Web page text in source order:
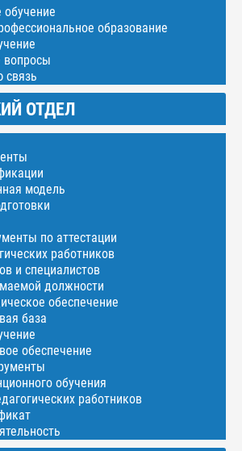
образование
вопросы
связь
ОТДЕЛ
модель
по аттестации
работников
и специалистов
должности
обеспечение
база
обеспечение
обучения
работников